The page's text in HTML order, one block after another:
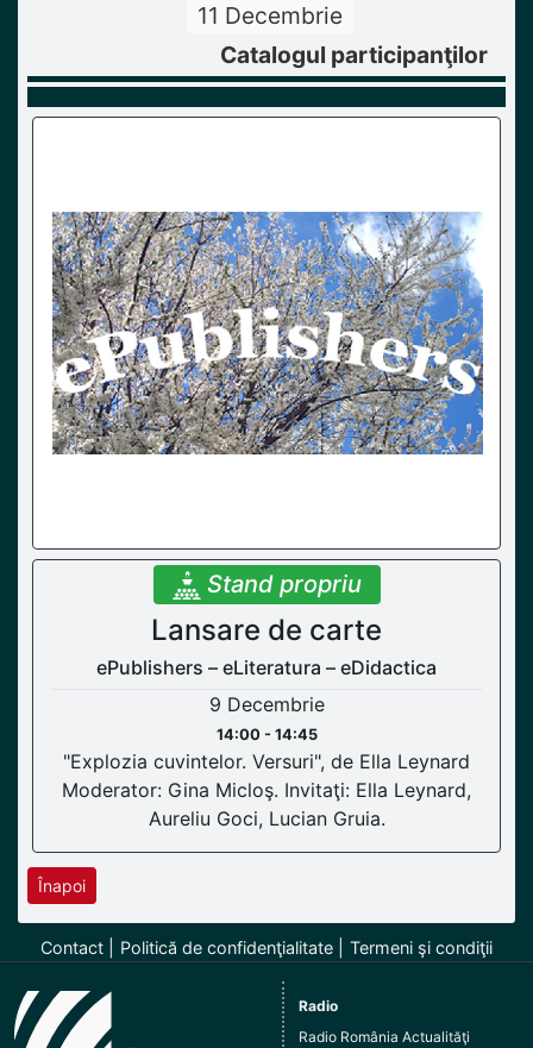
11 Decembrie
Catalogul participanţilor
Stand propriu
Lansare de carte
ePublishers – eLiteratura – eDidactica
9 Decembrie
14:00 - 14:45
"Explozia cuvintelor. Versuri", de Ella Leynard
Moderator: Gina Micloş. Invitaţi: Ella Leynard,
Aureliu Goci, Lucian Gruia.
Înapoi
Contact Politică de confidenţialitate Termeni şi condiţii
Radio
Radio România Actualităţi